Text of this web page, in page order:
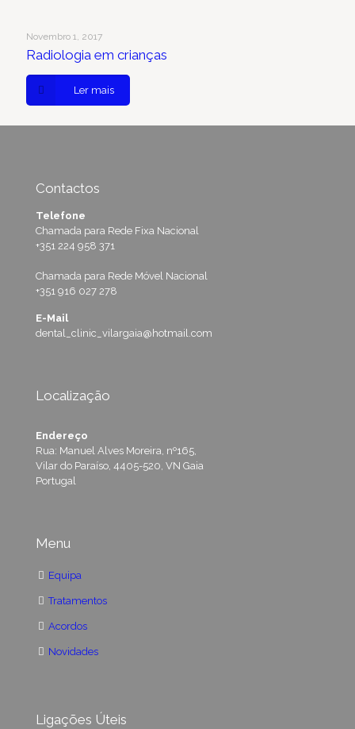
Novembro 1, 2017
Radiologia em crianças
Ler mais
Contactos
Telefone
Chamada para Rede Fixa Nacional
+351 224 958 371
Chamada para Rede Móvel Nacional
+351 916 027 278
E-Mail
dental_clinic_vilargaia@hotmail.com
Localização
Endereço
Rua: Manuel Alves Moreira, nº165,
Vilar do Paraíso, 4405-520, VN Gaia
Portugal
Menu
Equipa
Tratamentos
Acordos
Novidades
Ligações Úteis